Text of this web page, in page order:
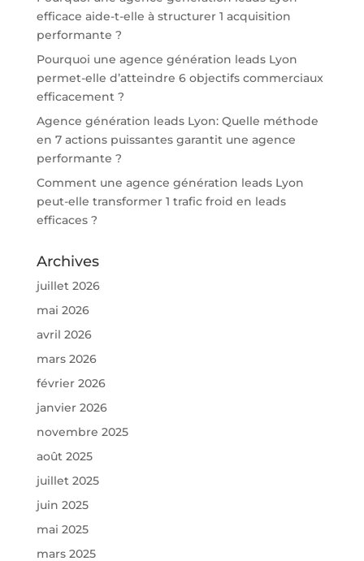
efficace aide-t-elle à structurer 1 acquisition
performante ?
Pourquoi une agence génération leads Lyon
permet-elle d’atteindre 6 objectifs commerciaux
efficacement ?
Agence génération leads Lyon: Quelle méthode
en 7 actions puissantes garantit une agence
performante ?
Comment une agence génération leads Lyon
peut-elle transformer 1 trafic froid en leads
efficaces ?
Archives
juillet 2026
mai 2026
avril 2026
mars 2026
février 2026
janvier 2026
novembre 2025
août 2025
juillet 2025
juin 2025
mai 2025
mars 2025